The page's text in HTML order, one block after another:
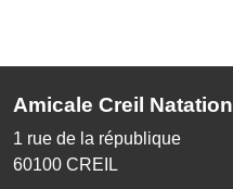
Amicale Creil Natation
1 rue de la république
60100 CREIL